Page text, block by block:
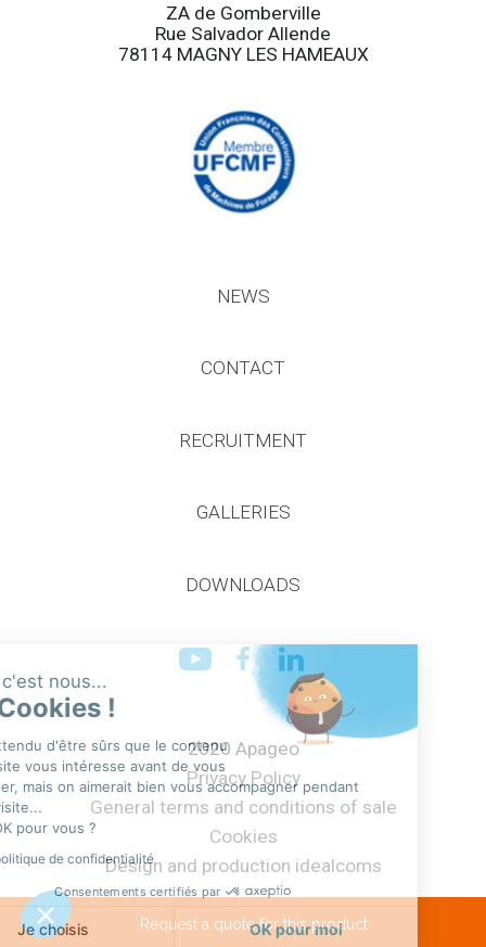
Request a quote for this product
ZA de Gomberville
Rue Salvador Allende
78114 MAGNY LES HAMEAUX
NEWS
CONTACT
RECRUITMENT
GALLERIES
DOWNLOADS
2020 Apageo
Privacy Policy
General terms and conditions of sale
Cookies
Design and production idealcoms
Salut c'est nous...
les Cookies !
On a attendu d'être sûrs que le contenu
de ce site vous intéresse avant de vous
déranger, mais on aimerait bien vous accompagner pendant
votre visite...
C'est OK pour vous ?
Lire la politique de confidentialité
Consentements certifiés par
Je choisis OK pour moi